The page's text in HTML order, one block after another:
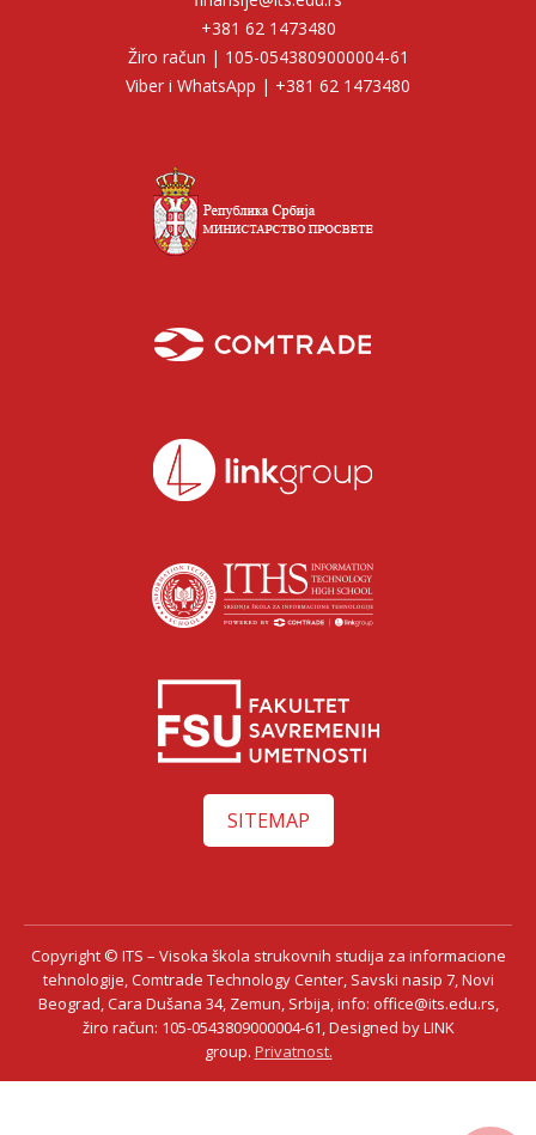
Ksenija Ilić
Razgovaraj sa Ksenijom Ilić savetnicom za upis – uživo!
+381 62 1473480
Žiro račun | 105-0543809000004-61
Viber i WhatsApp | +381 62 1473480
SITEMAP
Copyright © ITS – Visoka škola strukovnih studija za informacione
tehnologije, Comtrade Technology Center, Savski nasip 7, Novi
Beograd, Cara Dušana 34, Zemun, Srbija, info: office@its.edu.rs,
žiro račun: 105-0543809000004-61, Designed by LINK
group. Privatnost.